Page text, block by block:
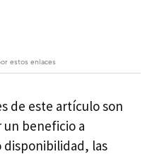
estos enlaces
de este artículo son
beneficio a
disponibilidad, las